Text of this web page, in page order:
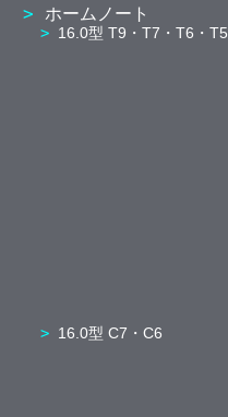
ホームノート
16.0型 T9・T7・T6・T5
16.0型 C7・C6